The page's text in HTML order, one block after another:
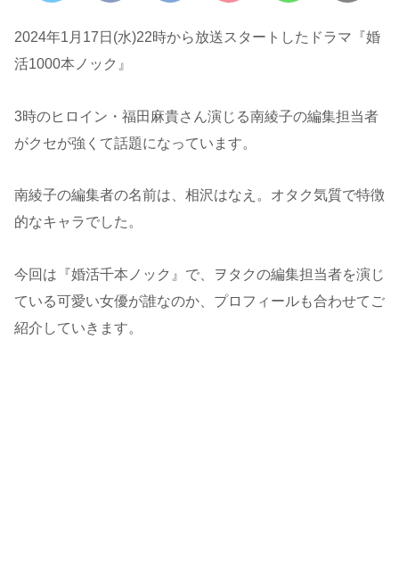
2024年1月17日(水)22時から放送スタートしたドラマ『婚
活1000本ノック』
3時のヒロイン・福田麻貴さん演じる南綾子の編集担当者
がクセが強くて話題になっています。
南綾子の編集者の名前は、相沢はなえ。オタク気質で特徴
的なキャラでした。
今回は『婚活千本ノック』で、ヲタクの編集担当者を演じ
ている可愛い女優が誰なのか、プロフィールも合わせてご
紹介していきます。